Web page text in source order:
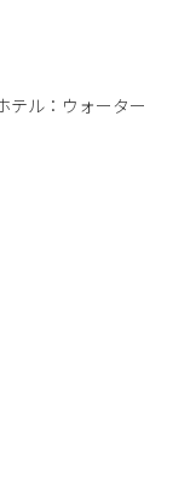
テル：ウォーター